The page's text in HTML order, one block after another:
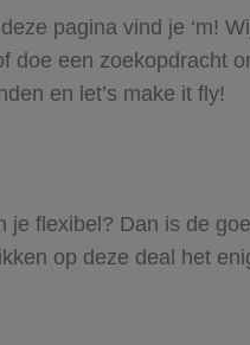
pagina vind je ‘m!
een zoekopdracht
en let’s make it fly!
flexibel? Dan is de
op deze deal het